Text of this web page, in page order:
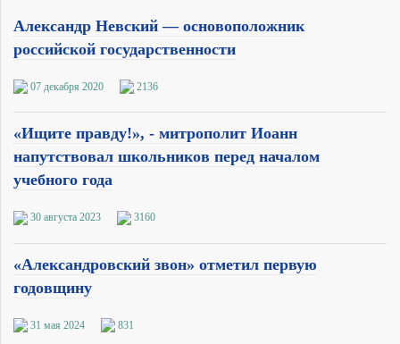
Александр Невский — основоположник
российской государственности
07 декабря 2020 2136
«Ищите правду!», - митрополит Иоанн
напутствовал школьников перед началом
учебного года
30 августа 2023 3160
«Александровский звон» отметил первую
годовщину
31 мая 2024 831